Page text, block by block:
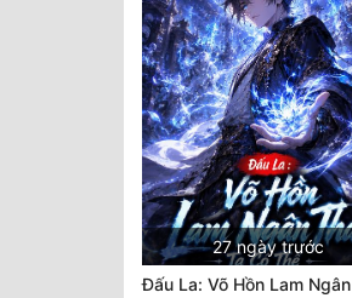
27 ngày trước
Đấu La: Võ Hồn Lam Ngân